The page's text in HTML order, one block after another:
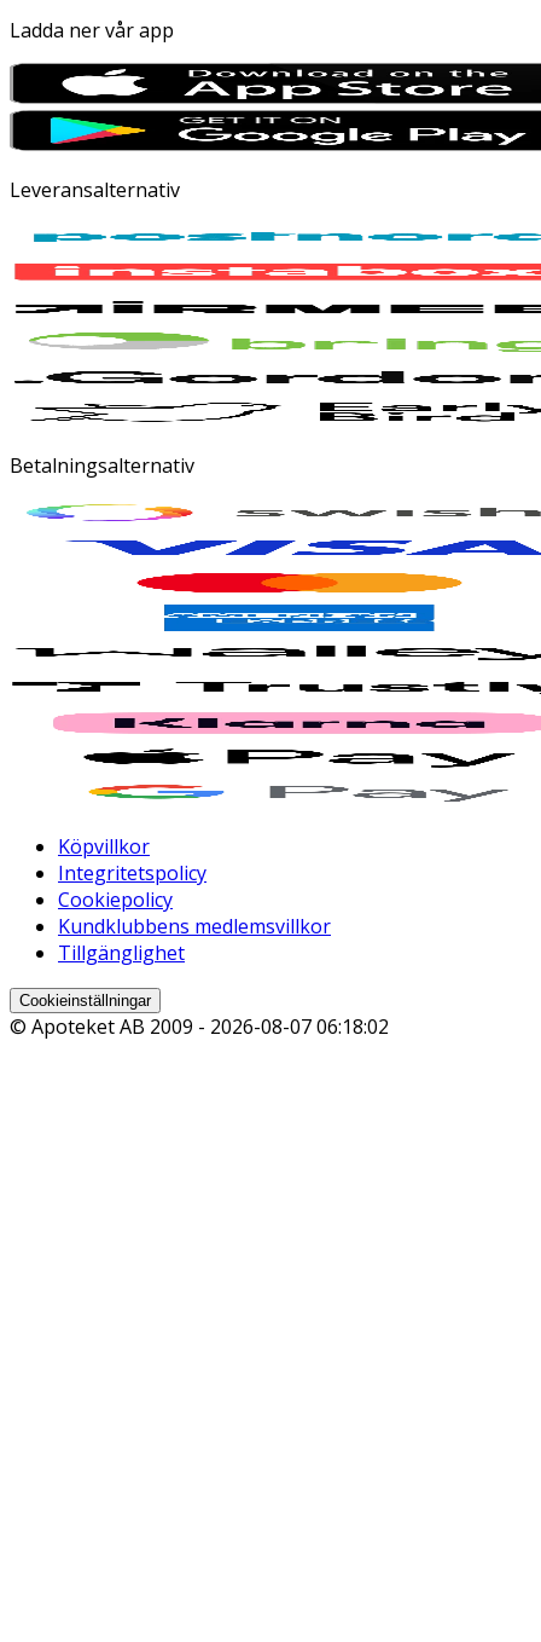
Ladda ner vår app
Leveransalternativ
Betalningsalternativ
Köpvillkor
Integritetspolicy
Cookiepolicy
Kundklubbens medlemsvillkor
Tillgänglighet
Cookieinställningar
© Apoteket AB 2009 - 2026-08-07 06:18:02